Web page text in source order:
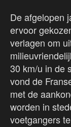
De afgelopen
ervoor
verlagen om
30 km/u in de
vond de
met de
worden in
voetgangers